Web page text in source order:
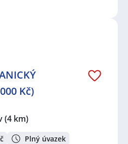
Kč)
(4 km)
Plný úvazek